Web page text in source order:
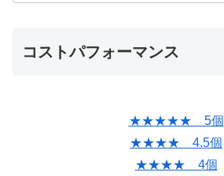
コストパフォーマンス
★★★★★ 5個
★★★★ 4.5個
★★★★ 4個